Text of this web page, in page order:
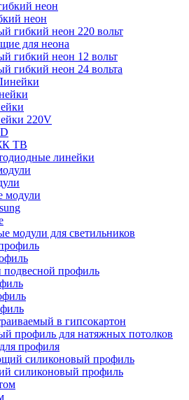
неон
гибкий неон 220 вольт
для неона
гибкий неон 12 вольт
гибкий неон 24 вольта
220V
ТВ
линейки
модули
модули для светильников
профиль
в гипсокартон
профиль для натяжных потолков
профиля
силиконовый профиль